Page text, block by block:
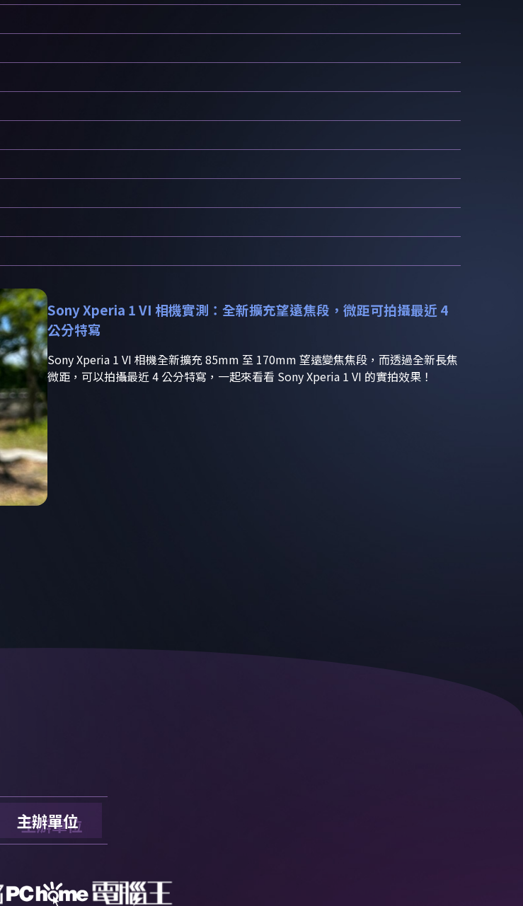
Sony Xperia 1 VI 相機實測：全新擴充望遠焦段，微距可拍攝最近 4
公分特寫
Sony Xperia 1 VI 相機全新擴充 85mm 至 170mm 望遠變焦焦段，而透過全新長焦
微距，可以拍攝最近 4 公分特寫，一起來看看 Sony Xperia 1 VI 的實拍效果！
主辦單位